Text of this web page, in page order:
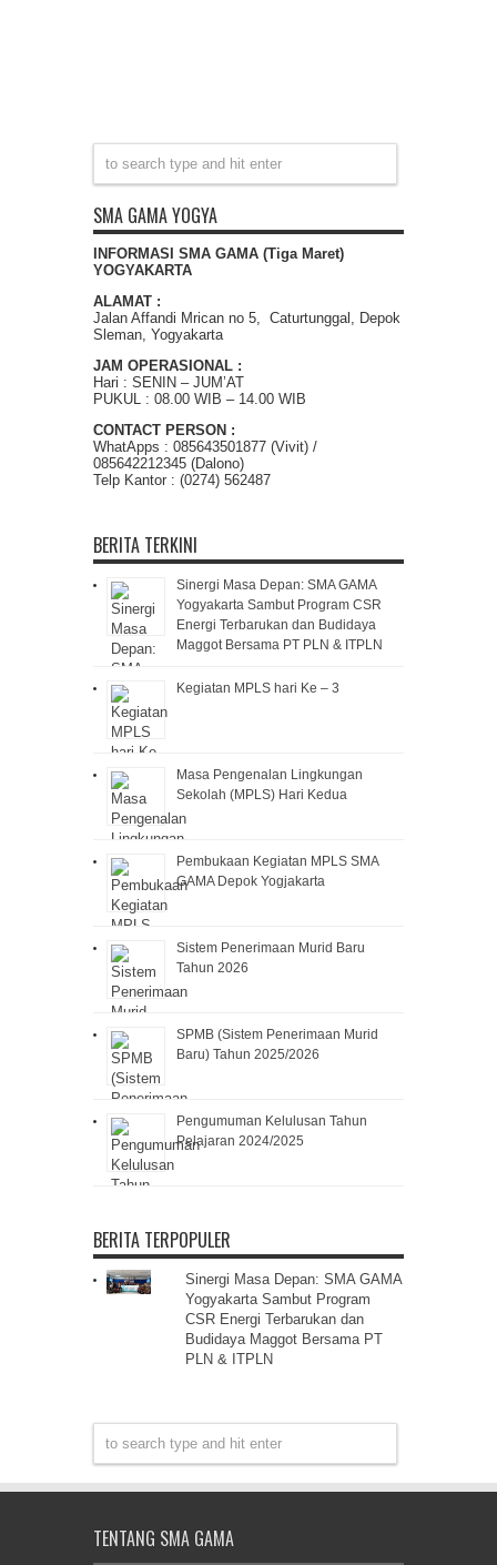
SMA GAMA YOGYA
INFORMASI SMA GAMA (Tiga Maret)
YOGYAKARTA
ALAMAT :
Jalan Affandi Mrican no 5, Caturtunggal, Depok
Sleman, Yogyakarta
JAM OPERASIONAL :
Hari : SENIN – JUM’AT
PUKUL : 08.00 WIB – 14.00 WIB
CONTACT PERSON :
WhatApps : 085643501877 (Vivit) /
085642212345 (Dalono)
Telp Kantor : (0274) 562487
BERITA TERKINI
Sinergi Masa Depan: SMA GAMA
Yogyakarta Sambut Program CSR
Energi Terbarukan dan Budidaya
Maggot Bersama PT PLN & ITPLN
Kegiatan MPLS hari Ke – 3
Masa Pengenalan Lingkungan
Sekolah (MPLS) Hari Kedua
Pembukaan Kegiatan MPLS SMA
GAMA Depok Yogjakarta
Sistem Penerimaan Murid Baru
Tahun 2026
SPMB (Sistem Penerimaan Murid
Baru) Tahun 2025/2026
Pengumuman Kelulusan Tahun
Pelajaran 2024/2025
BERITA TERPOPULER
Sinergi Masa Depan: SMA GAMA
Yogyakarta Sambut Program
CSR Energi Terbarukan dan
Budidaya Maggot Bersama PT
PLN & ITPLN
TENTANG SMA GAMA